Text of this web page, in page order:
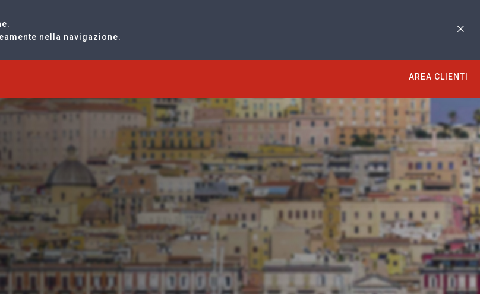
nella navigazione.
AREA CLIENTI